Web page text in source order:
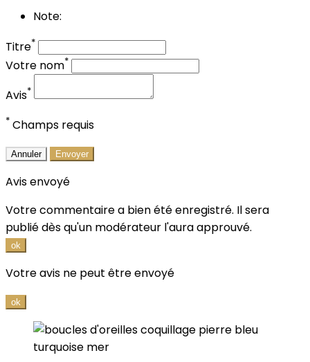
Note:
Titre*
Votre nom*
Avis*
* Champs requis
Annuler Envoyer
Avis envoyé
Votre commentaire a bien été enregistré. Il sera
publié dès qu'un modérateur l'aura approuvé.
ok
Votre avis ne peut être envoyé
ok